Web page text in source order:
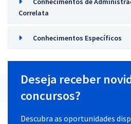
Correlata
Conhecimentos Específicos
Deseja receber
concursos?
Descubra as oportunidades